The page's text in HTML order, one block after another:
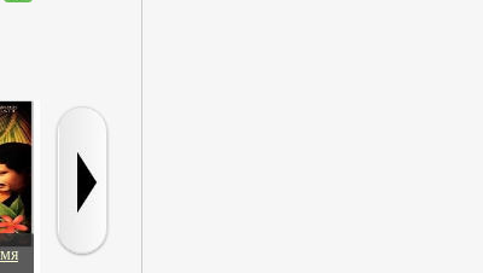
Особое мнение